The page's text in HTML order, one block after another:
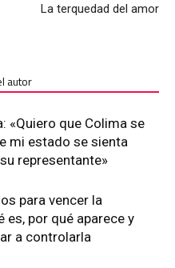
La terquedad del amor
autor
«Quiero que Colima se
mi estado se sienta
representante»
para vencer la
es, por qué aparece y
a controlarla